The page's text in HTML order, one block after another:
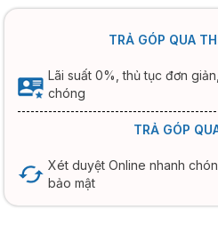
TRẢ GÓP QUA
Lãi suất 0%, thủ tục đơn
chóng
TRẢ GÓP
Xét duyệt Online nhanh
bảo mật